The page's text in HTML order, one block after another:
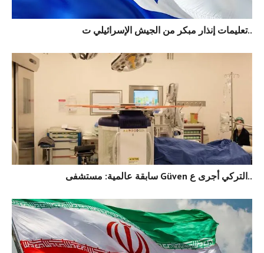
تعليمات إنذار مبكر من الجيش الإسرائيلي ت..
سابقة عالمية: مستشفى Güven التركي أجرى ع..